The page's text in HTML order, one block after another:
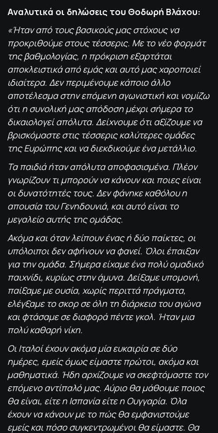
Αναλυτικά οι δηλώσεις του Θοδωρή Βλάχου:
«Ήταν από τους βασικούς μας στόχους να
προκριθούμε στους τέσσερις. Με το νέο φορμάτ
της βαθμολογίας, η πρόκριση εξαρτάται
αποκλειστικά από εμάς και αυτό μας χαροποιεί
ιδιαίτερα. Δεν περιμένουμε κάποιο άλλο
αποτέλεσμα στην επόμενη αγωνιστική και νομίζω
ότι η συνολική μας απόδοση μέχρι σήμερα το
δικαιολογεί απόλυτα. Δείχνουμε ότι αξίζουμε να
βρισκόμαστε στις τέσσερις καλύτερες ομάδες
της Ευρώπης και να διεκδικούμε ένα μετάλλιο.
Τα παιδιά ήταν απόλυτα αποφασισμένα. Πλέον
γνωρίζουν τι μπορούν να κάνουν και ποιες είναι
οι δυνατότητές τους. Δεν φάνηκε καθόλου η
απουσία του Γενηδουνιά, και αυτό είναι το
μεγαλείο αυτής της ομάδας.
Ακόμα και όταν λείπουν ένας ή δύο παίκτες, οι
υπόλοιποι δεν αφήνουν να φανεί. Όλοι έπαιξαν
για την ομάδα. Σήμερα είχαμε ένα πολύ ομαδικό
παιχνίδι, κυρίως στην άμυνα. Δείξαμε υπομονή,
παίξαμε με ουσία, χωρίς περιττά πράγματα,
ελέγξαμε το σκορ σε όλη τη διάρκεια του αγώνα
και φτάσαμε σε διαφορά πέντε γκολ. Ήταν μια
πολύ καθαρή νίκη.
Οι Ιταλοί έχουν ακόμα μία ευκαιρία σε δύο
ημέρες, εμείς όμως είμαστε πρώτοι, ακόμα και
μαθηματικά. Ήδη αρχίζουμε να σκεφτόμαστε τον
επόμενο αντίπαλό μας. Αύριο θα μάθουμε ποιος
θα είναι, είτε η Ισπανία είτε η Ουγγαρία. Όλα
έχουν να κάνουν με το πώς θα εμφανιστούμε
εμείς και πόσο συγκεντρωμένοι θα είμαστε. Θα